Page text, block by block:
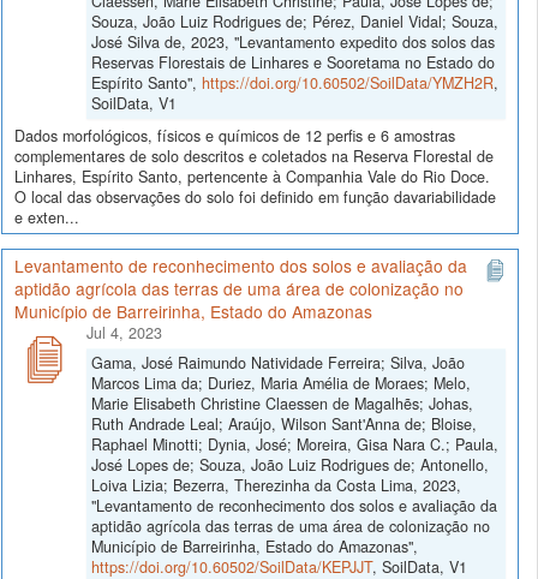
Souza, João Luiz Rodrigues de; Pérez, Daniel Vidal; Souza,
José Silva de, 2023, "Levantamento expedito dos solos das
Reservas Florestais de Linhares e Sooretama no Estado do
Espírito Santo", https://doi.org/10.60502/SoilData/YMZH2R,
SoilData, V1
Dados morfológicos, físicos e químicos de 12 perfis e 6 amostras
complementares de solo descritos e coletados na Reserva Florestal de
Linhares, Espírito Santo, pertencente à Companhia Vale do Rio Doce.
O local das observações do solo foi definido em função davariabilidade
e exten...
Levantamento de reconhecimento dos solos e avaliação da
aptidão agrícola das terras de uma área de colonização no
Município de Barreirinha, Estado do Amazonas
Jul 4, 2023
Gama, José Raimundo Natividade Ferreira; Silva, João
Marcos Lima da; Duriez, Maria Amélia de Moraes; Melo,
Marie Elisabeth Christine Claessen de Magalhẽs; Johas,
Ruth Andrade Leal; Araújo, Wilson Sant'Anna de; Bloise,
Raphael Minotti; Dynia, José; Moreira, Gisa Nara C.; Paula,
José Lopes de; Souza, João Luiz Rodrigues de; Antonello,
Loiva Lizia; Bezerra, Therezinha da Costa Lima, 2023,
"Levantamento de reconhecimento dos solos e avaliação da
aptidão agrícola das terras de uma área de colonização no
Município de Barreirinha, Estado do Amazonas",
https://doi.org/10.60502/SoilData/KEPJJT, SoilData, V1